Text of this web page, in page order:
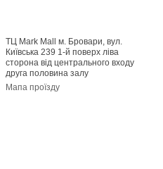
ТЦ Mark Mall м. Бровари, вул.
Київська 239 1-й поверх ліва
сторона від центрального входу
друга половина залу
Мапа проїзду